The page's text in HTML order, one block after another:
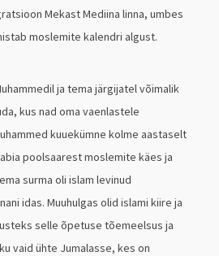
Mekast Mediina linna, umbes
moslemite kalendri algust.
ja tema järgijatel võimalik
kus nad oma vaenlastele
kuuekümne kolme aastaselt
poolsaarest moslemite käes ja
surma oli islam levinud
idas. Muuhulgas olid islami kiire ja
selle õpetuse tõemeelsus ja
vaid ühte Jumalasse, kes on